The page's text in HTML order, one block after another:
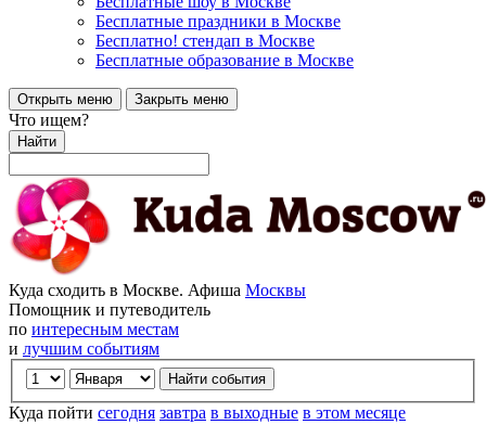
Бесплатные праздники в Москве
Бесплатно! стендап в Москве
Бесплатные образование в Москве
Открыть меню Закрыть меню
Что ищем?
Найти
Куда сходить в Москве. Афиша Москвы
Помощник и путеводитель
по интересным местам
и лучшим событиям
Куда пойти сегодня завтра в выходные в этом месяце